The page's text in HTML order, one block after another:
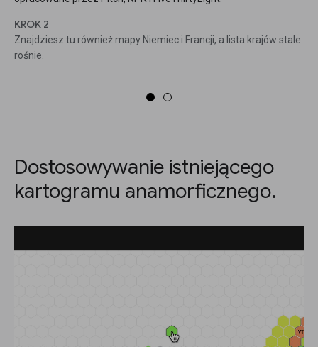
KROK 2
Znajdziesz tu również mapy Niemiec i Francji, a lista krajów stale
rośnie.
Dostosowywanie istniejącego
kartogramu anamorficznego.